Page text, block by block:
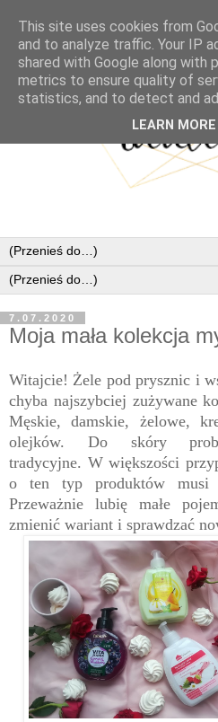
7.07.2020
Moja mała kolekcja
Witajcie! Żele pod prysznic i
chyba najszybciej zużywane
Męskie, damskie, żelowe,
olejków. Do skóry
tradycyjne. W większości
o ten typ produktów musi
Przeważnie lubię małe
zmienić wariant i sprawdzać
This site uses cookies from
and to analyze traffic. Your IP
shared with Google along with
metrics to ensure quality of
statistics, and to detect and
LEARN MORE